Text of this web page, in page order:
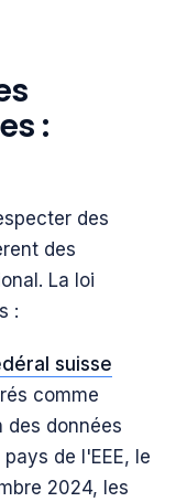
:
des
des
La loi
:
suisse
comme
des données
de l'EEE, le
2024, les